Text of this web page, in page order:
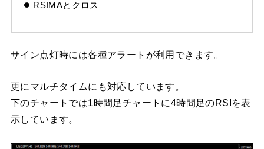
RSIMAとクロス
サイン点灯時には各種アラートが利用できます。
更にマルチタイムにも対応しています。
下のチャートでは1時間足チャートに4時間足のRSIを表
示しています。